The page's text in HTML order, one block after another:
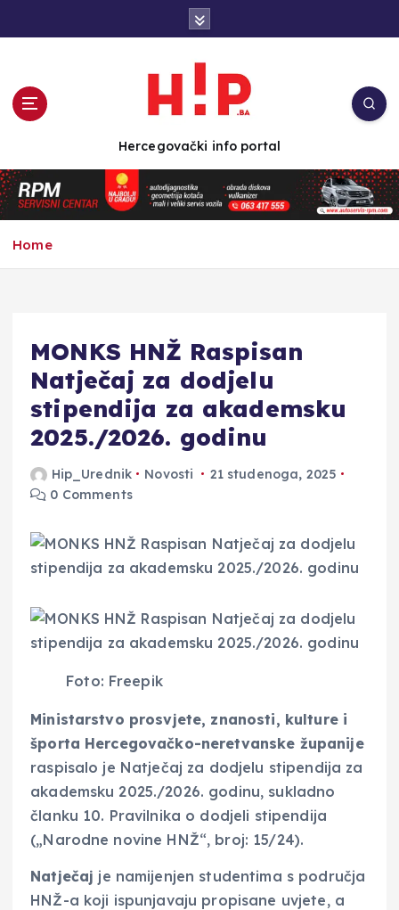
n
t
e
Hercegovački info portal
Home
MONKS HNŽ Raspisan
Natječaj za dodjelu
stipendija za akademsku
2025./2026. godinu
Hip_Urednik Novosti
21 studenoga, 2025
0 Comments
Foto: Freepik
Ministarstvo prosvjete, znanosti, kulture i
športa Hercegovačko-neretvanske županije
raspisalo je Natječaj za dodjelu stipendija za
akademsku 2025./2026. godinu, sukladno
članku 10. Pravilnika o dodjeli stipendija
(„Narodne novine HNŽ“, broj: 15/24).
Natječaj je namijenjen studentima s područja
HNŽ-a koji ispunjavaju propisane uvjete, a